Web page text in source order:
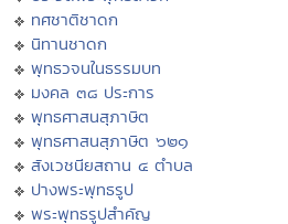
ทศชาติชาดก
นิทานชาดก
พุทธวจนในธรรมบท
มงคล ๓๘ ประการ
พุทธศาสนสุภาษิต
พุทธศาสนสุภาษิต ๖๒๑
สังเวชนียสถาน ๔ ตำบล
ปางพระพุทธรูป
พระพุทธรูปสำคัญ